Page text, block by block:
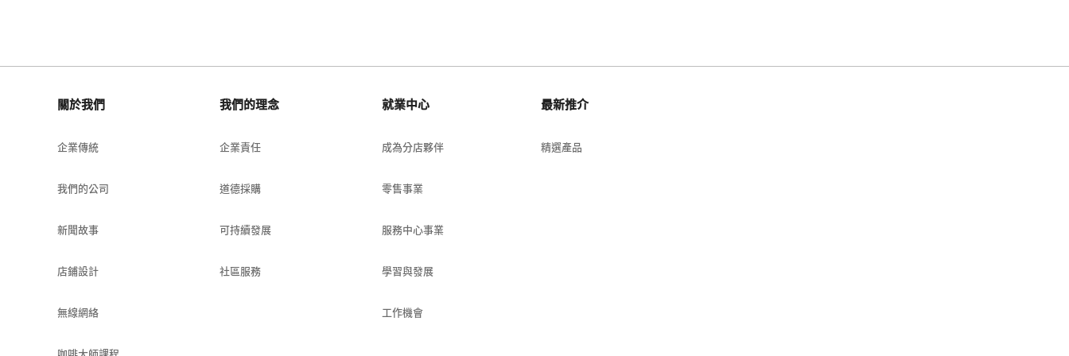
關於我們
企業傳統
我們的公司
新聞故事
店鋪設計
無線網絡
我們的理念
企業責任
道德採購
可持續發展
社區服務
就業中心
成為分店夥伴
零售事業
服務中心事業
學習與發展
工作機會
最新推介
精選產品